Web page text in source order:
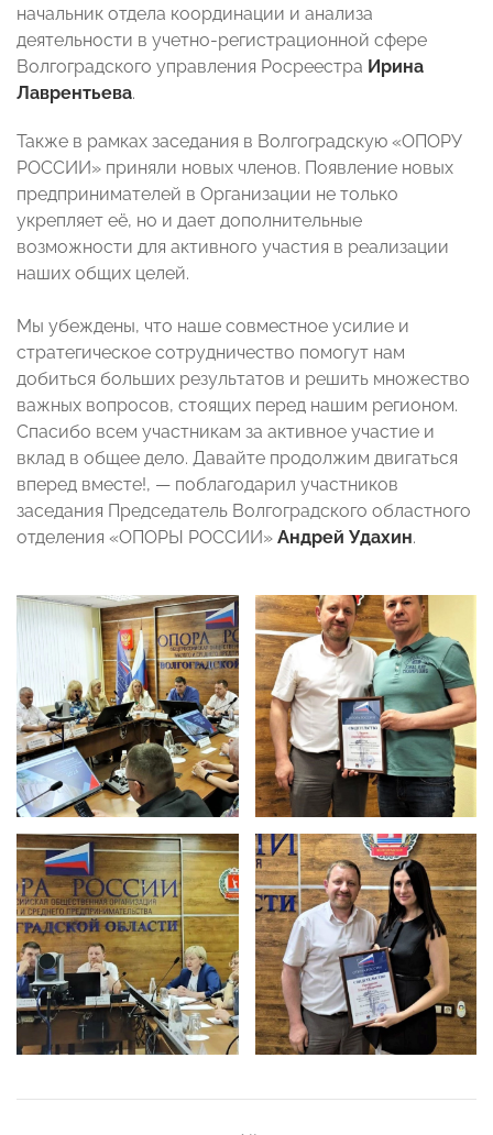
начальник отдела координации и анализа
деятельности в учетно-регистрационной сфере
Волгоградского управления Росреестра Ирина
Лаврентьева.
Также в рамках заседания в Волгоградскую «ОПОРУ
РОССИИ» приняли новых членов. Появление новых
предпринимателей в Организации не только
укрепляет её, но и дает дополнительные
возможности для активного участия в реализации
наших общих целей.
Мы убеждены, что наше совместное усилие и
стратегическое сотрудничество помогут нам
добиться больших результатов и решить множество
важных вопросов, стоящих перед нашим регионом.
Спасибо всем участникам за активное участие и
вклад в общее дело. Давайте продолжим двигаться
вперед вместе!, — поблагодарил участников
заседания Председатель Волгоградского областного
отделения «ОПОРЫ РОССИИ» Андрей Удахин.